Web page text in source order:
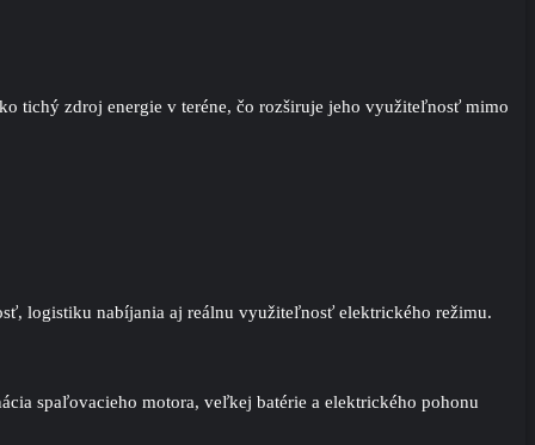
tichý zdroj energie v teréne, čo rozširuje jeho využiteľnosť mimo
logistiku nabíjania aj reálnu využiteľnosť elektrického režimu.
spaľovacieho motora, veľkej batérie a elektrického pohonu